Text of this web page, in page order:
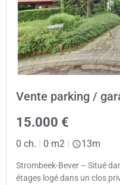
Vente parking /
15.000 €
0 ch. | 0 m2 | 13m
Strombeek-Bever – Situé
étages logé dans un clos